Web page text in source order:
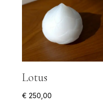
Lotus
€ 250,00